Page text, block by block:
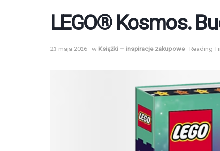
LEGO® Kosmos.
23 maja 2026 w Książki – inspiracje zakupowe Reading